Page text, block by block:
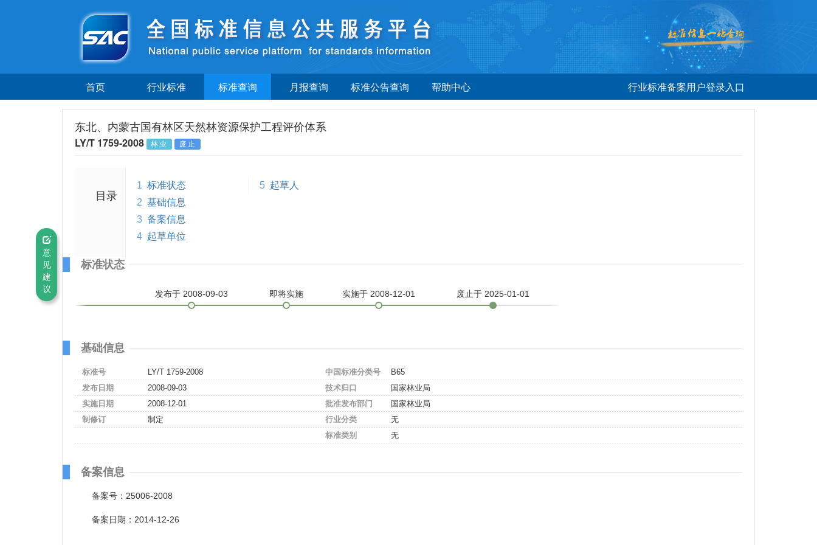
首页 行业标准 标准查询 月报查询 标准公告查询 帮助中心 行业标准备案用户登录入口
意
见
建
议
东北、内蒙古国有林区天然林资源保护工程评价体系
LY/T 1759-2008 林业 废止
目录
1 标准状态
2 基础信息
3 备案信息
4 起草单位
5 起草人
标准状态
发布于 2008-09-03 即将实施 实施于 2008-12-01 废止于 2025-01-01
基础信息
标准号
LY/T 1759-2008
发布日期
2008-09-03
实施日期
2008-12-01
制修订
制定
中国标准分类号
B65
技术归口
国家林业局
批准发布部门
国家林业局
行业分类
无
标准类别
无
备案信息
备案号：25006-2008
备案日期：2014-12-26